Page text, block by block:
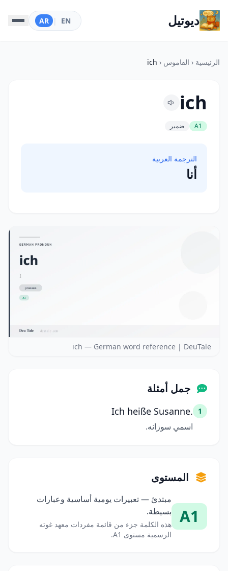
ديوتيل EN
|
AR
الرئيسية ‹ القاموس ‹
ich
ich
A1 ضمير
الترجمة العربية
أنا
ich — German word reference | DeuTale
جمل أمثلة
1
Ich heiße Susanne.
اسمي سوزانه.
المستوى
A1
مبتدئ — تعبيرات يومية أساسية وعبارات
بسيطة.
هذه الكلمة جزء من قائمة مفردات معهد غوته
الرسمية مستوى A1.